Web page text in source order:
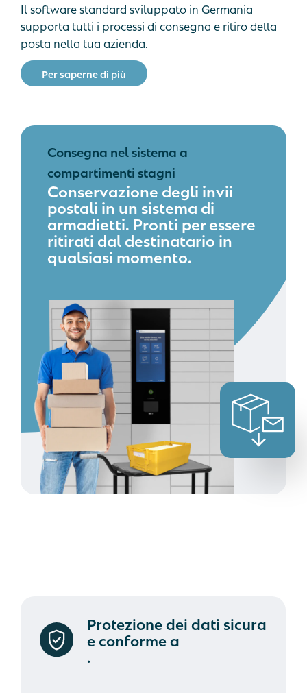
Il software standard sviluppato in Germania
supporta tutti i processi di consegna e ritiro della
posta nella tua azienda.
Persapernedi più
Consegna nel sistema a
compartimenti stagni
Conservazione degli invii
postali in un sistema di
armadietti. Pronti per essere
ritirati dal destinatario in
qualsiasi momento.
Protezione dei dati sicura
e conforme a
.